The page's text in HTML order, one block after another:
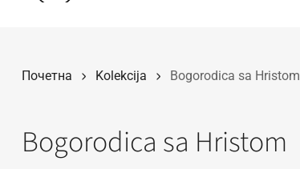
Почетна Kolekcija Bogorodica sa Hristom
Bogorodica sa Hristom